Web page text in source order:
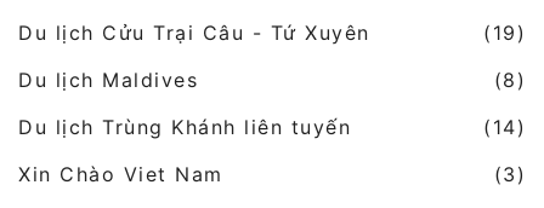
Du lịch Cửu Trại Câu - Tứ Xuyên
(19)
Du lịch Maldives
(8)
Du lịch Trùng Khánh liên tuyến
(14)
Xin Chào Viet Nam
(3)